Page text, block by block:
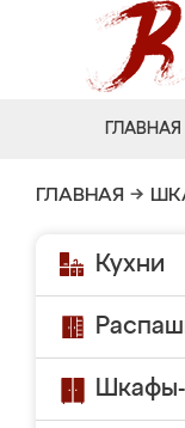
ГЛАВНАЯ
ГЛАВНАЯ →
Кухни